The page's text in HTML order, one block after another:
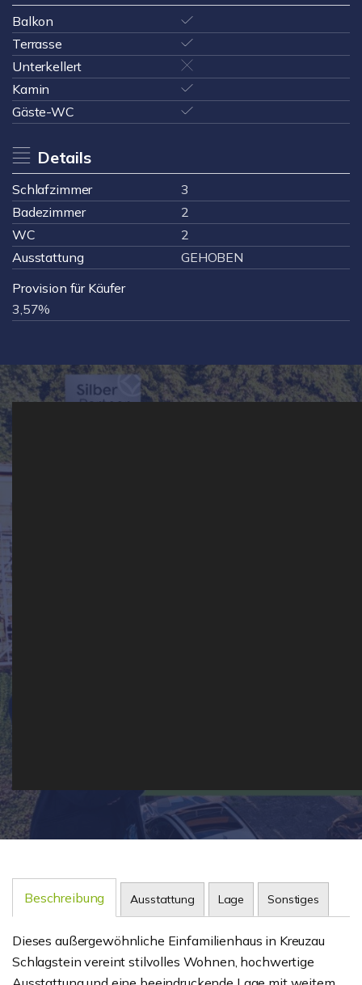
Balkon
Terrasse
Unterkellert
Kamin
Gäste-WC
Details
Schlafzimmer
3
Badezimmer
2
WC
2
Ausstattung
GEHOBEN
Provision für Käufer
3,57%
Beschreibung Ausstattung Lage Sonstiges
Dieses außergewöhnliche Einfamilienhaus in Kreuzau
Schlagstein vereint stilvolles Wohnen, hochwertige